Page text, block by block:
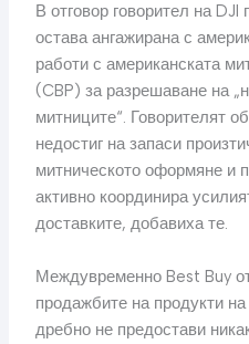
В отговор говорител на
остава ангажирана с
работи с американската
(CBP) за разрешаване на
митниците“. Говорителят
недостиг на запаси
митническото оформяне и
активно координира
доставките, добавиха те.
Междувременно Best Buy
продажбите на продукти
дребно не предостави